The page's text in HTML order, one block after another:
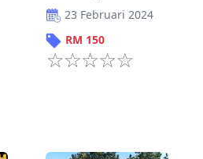
23 Februari 2024
RM 150